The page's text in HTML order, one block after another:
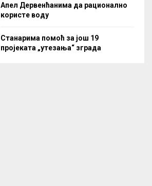
Апел Дервенћанима да рационално
користе воду
Станарима помоћ за још 19
пројеката „утезања“ зграда